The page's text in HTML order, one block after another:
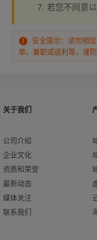
若您不同意
安全提示：请勿相
单、兼职或返利等，谨防
关于我们
公司介绍
企业文化
资质和荣誉
最新动态
媒体关注
联系我们